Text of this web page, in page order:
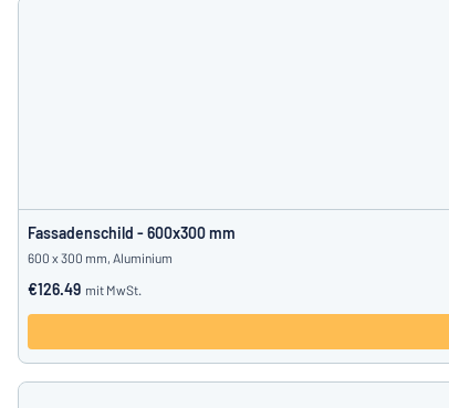
Fassadenschild - 600x300 mm
600 x 300 mm, Aluminium
€126.49 mit MwSt.